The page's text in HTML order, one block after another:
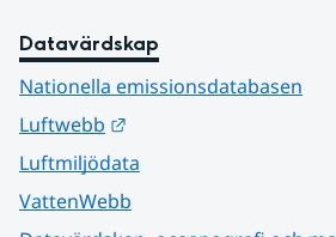
Datavärdskap
Nationella emissionsdatabasen
Luftwebb
Luftmiljödata
VattenWebb